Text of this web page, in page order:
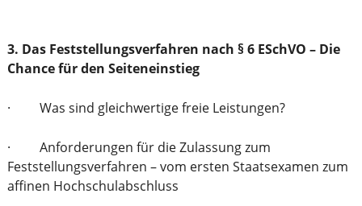
3. Das Feststellungsverfahren nach § 6 ESchVO – Die
Chance für den Seiteneinstieg
· Was sind gleichwertige freie Leistungen?
· Anforderungen für die Zulassung zum
Feststellungsverfahren – vom ersten Staatsexamen zum
affinen Hochschulabschluss